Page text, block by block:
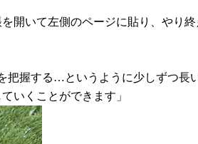
開いて左側のページに貼り、やり
把握する…というように少しずつ
いくことができます」